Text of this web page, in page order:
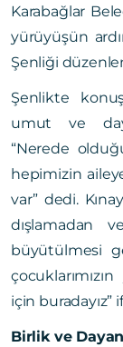
Karabağlar
yürüyüşün
Şenliği
Şenlikte
umut ve
“Nerede
hepimizin
var” dedi.
dışlamadan
büyütülmesi
için buradayız”
Birlik ve